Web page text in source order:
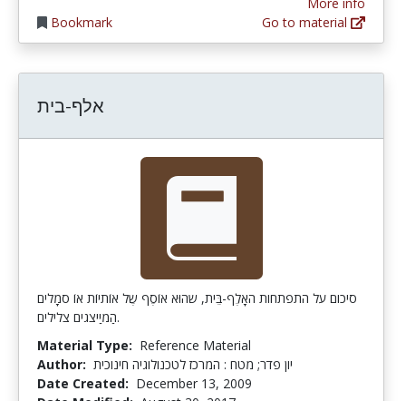
Bookmark
Go to material
אלף-בית
סיכום על התפתחות האָלֶף-בֵּית, שהוּא אוֹסֶף שֶל אוֹתיוֹת אוֹ סמָלים
הַמיַיצגים צלילים.
Material Type: Reference Material
Author: יון פדר; מטח : המרכז לטכנולוגיה חינוכית
Date Created: December 13, 2009